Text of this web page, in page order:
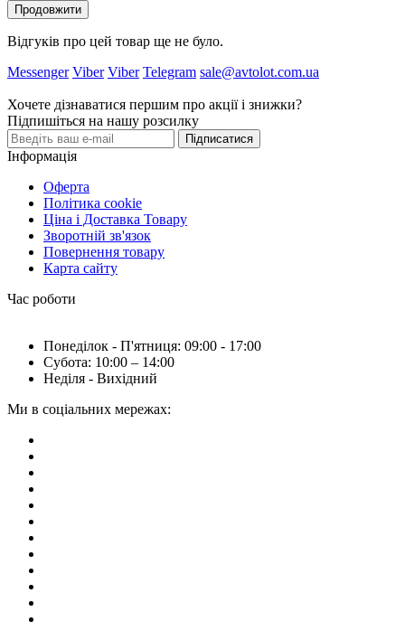
Продовжити
Відгуків про цей товар ще не було.
Messenger Viber Viber Telegram sale@avtolot.com.ua
Хочете дізнаватися першим про акції і знижки?
Підпишіться на нашу розсилку
Підписатися
Інформація
Оферта
Політика cookie
Ціна і Доставка Товару
Зворотній зв'язок
Повернення товару
Карта сайту
Час роботи
Понеділок - П'ятниця: 09:00 - 17:00
Субота: 10:00 – 14:00
Неділя - Вихідний
Ми в соціальних мережах: